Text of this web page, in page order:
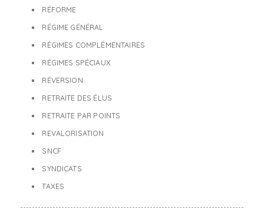
RÉFORME
RÉGIME GÉNÉRAL
RÉGIMES COMPLÉMENTAIRES
RÉGIMES SPÉCIAUX
RÉVERSION
RETRAITE DES ÉLUS
RETRAITE PAR POINTS
REVALORISATION
SNCF
SYNDICATS
TAXES